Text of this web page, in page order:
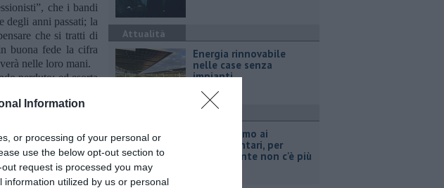
Information
or processing of your personal or
use the below opt-out section to
request is processed you may
utilized by us or personal
che i bandi
degli anni passati; la
che si tratti di
buona fede la cifra
nelle loro mani.
perduto; ed esorta
appurare la reale
stesso “Sportello
o 748;
Attualità
Energia rinnovabile
nelle case senza
impianti
Pacini, "siamo ai
supplementari, per
Retiambiente non c'è più